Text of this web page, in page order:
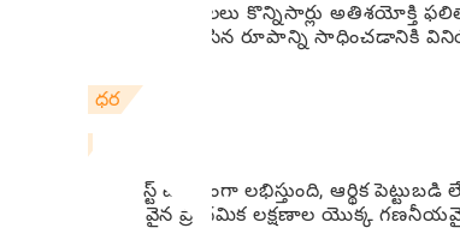
AI మెరుగుదలలు కొన్నిసార్లు అతిశయోక్తి
ఉంటే. కావలసిన రూపాన్ని సాధించడానికి
ధర
పావ్టిస్ట్ ఉచితంగా లభిస్తుంది, ఆర్థిక
అనువైన ప్రాథమిక లక్షణాల యొక్క